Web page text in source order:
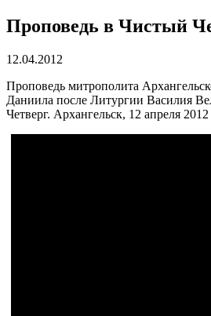
Проповедь в Чистый
12.04.2012
Проповедь митрополита
Даниила после Литургии Василия
Четверг. Архангельск, 12 апреля 2012